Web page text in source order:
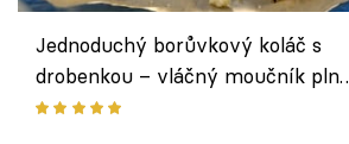
Jednoduchý borůvkový koláč s
drobenkou – vláčný moučník plný
ovoce